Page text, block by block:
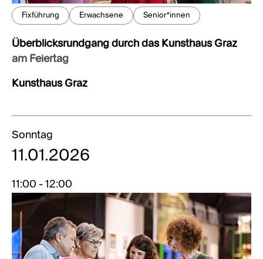
Fixführung Erwachsene Senior*innen
Überblicksrundgang durch das Kunsthaus Graz
am Feiertag
Kunsthaus Graz
Sonntag
11.01.2026
11:00 - 12:00